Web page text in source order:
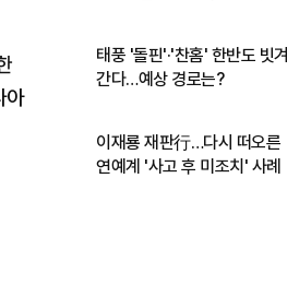
아
태풍 '돌핀'·'찬홈' 한반도 빗겨
간다…예상 경로는?
이재룡 재판行…다시 떠오른
연예계 '사고 후 미조치' 사례